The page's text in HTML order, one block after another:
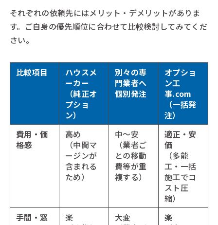
それぞれの依頼先にはメリット・デメリットがありま
す。ご自身の優先順位に合わせて比較検討してみてくだ
さい。
比較項目
ハウスメ
ーカー
（純正オ
プショ
ン）
別々の専
門業者へ
個別発注
オプショ
ン工
事.com
（一括発
注）
費用・価
格感
高め
（中間マ
ージンが
含まれる
ため）
中〜安
（業者ご
との移動
費等が重
複する）
適正・安
価
（多能
工・一括
施工でコ
スト圧
縮）
手間・窓
楽
大変
楽